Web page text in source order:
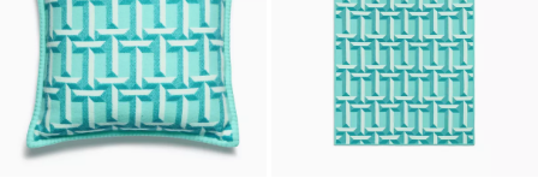
2 색상